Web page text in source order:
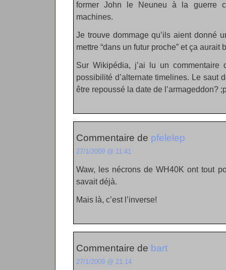
former John le Neuneu à la guerre
machines.
Je trouve dommage qu’ils aient donné
mettre “dans un futur proche” et ça aurait
Sur Wikipédia, j’ai lu un commentaire
possibilité d’alternate timelines. Le saut
être repoussé la date de l’armageddon?
Commentaire de pfelelep
27/1/2009 @ 11:41
Waw, les nécrons de WH40K ont tout
savait déjà.
Mais là, c’est l’inverse!
Commentaire de bart
27/1/2009 @ 21:14